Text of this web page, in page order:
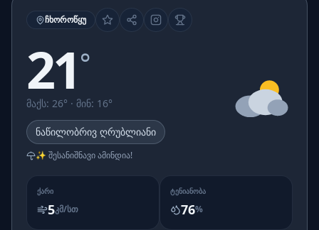
ᲩᲮᲝᲠᲝᲬᲧᲣ
21 °
მაქს: 26° · მინ: 16°
ნაწილობრივ ღრუბლიანი
✨ შესანიშნავი ამინდია!
ᲥᲐᲠᲘ
5კმ/სთ
ᲢᲔᲜᲘᲐᲜᲝᲑᲐ
76%